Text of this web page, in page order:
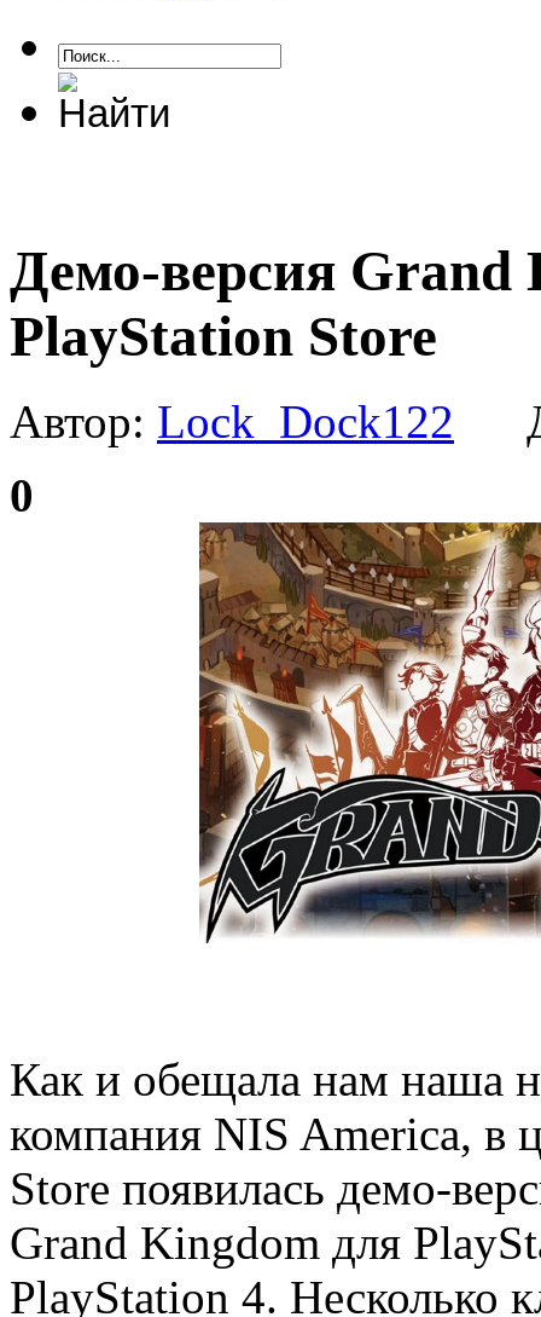
Демо-версия Grand
PlayStation Store
Автор: Lock_Dock122
0
Как и обещала нам наша
компания NIS America, в
Store появилась демо-
Grand Kingdom для
PlayStation 4. Несколько